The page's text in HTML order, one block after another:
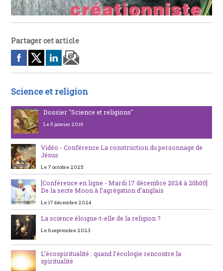
Partager cet article
Science et religion
Dossier "Science et religions"
Le 5 janvier 2016
Vidéo - Conférence La construction du personnage de
Jésus
Le 7 octobre 2025
[Conférence en ligne - Mardi 17 décembre 2024 à 20h00]
De la secte Moon à l’agrégation d’anglais
Le 17 décembre 2024
La science éloigne-t-elle de la religion ?
Le 6 septembre 2023
L’écospiritualité : quand l’écologie rencontre la
spiritualité